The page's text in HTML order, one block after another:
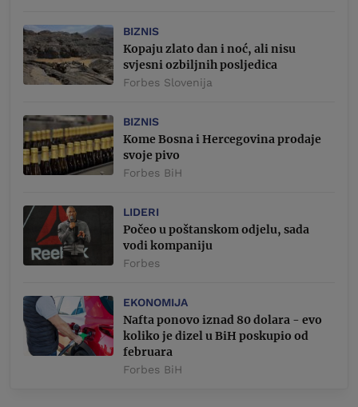
BIZNIS
Kopaju zlato dan i noć, ali nisu
svjesni ozbiljnih posljedica
Forbes Slovenija
BIZNIS
Kome Bosna i Hercegovina prodaje
svoje pivo
Forbes BiH
LIDERI
Počeo u poštanskom odjelu, sada
vodi kompaniju
Forbes
EKONOMIJA
Nafta ponovo iznad 80 dolara - evo
koliko je dizel u BiH poskupio od
februara
Forbes BiH